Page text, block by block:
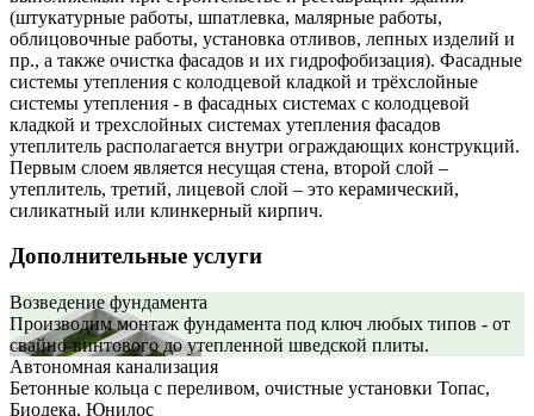
(штукатурные работы, шпатлевка, малярные работы,
облицовочные работы, установка отливов, лепных изделий и
пр., а также очистка фасадов и их гидрофобизация). Фасадные
системы утепления с колодцевой кладкой и трёхслойные
системы утепления - в фасадных системах с колодцевой
кладкой и трехслойных системах утепления фасадов
утеплитель располагается внутри ограждающих конструкций.
Первым слоем является несущая стена, второй слой –
утеплитель, третий, лицевой слой – это керамический,
силикатный или клинкерный кирпич.
Дополнительные услуги
Возведение фундамента
Производим монтаж фундамента под ключ любых типов - от
свайно-винтового до утепленной шведской плиты.
Автономная канализация
Бетонные кольца с переливом, очистные установки Топас,
Биодека, Юнилос